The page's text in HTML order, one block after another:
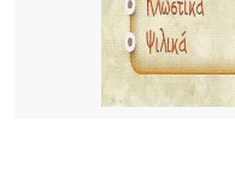
17 ΏΡΕΣ ΠΡΙΝ
Μεγάλα projects για
Αιγαίο: Νέες